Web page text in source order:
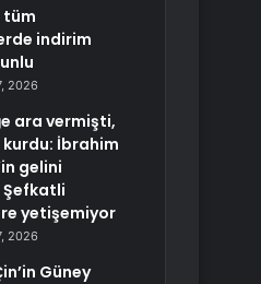
tüm
indirim
2026
ara vermişti,
İbrahim
gelini
Şefkatli
yetişemiyor
2026
Güney